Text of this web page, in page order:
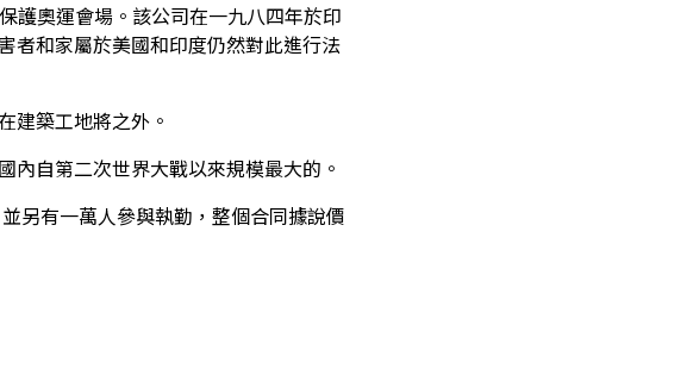
護奧運會場。該公司在一九八四年於印
者和家屬於美國和印度仍然對此進行法
建築工地將之外。
內自第二次世界大戰以來規模最大的。
另有一萬人參與執勤，整個合同據說價